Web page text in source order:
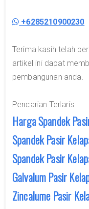
+6285210900230
Terima kasih telah
artikel ini dapat
pembangunan anda.
Pencarian Terlaris
Harga Spandek
Spandek Pasir
Spandek Pasir
Galvalum Pasir
Zincalume Pasir